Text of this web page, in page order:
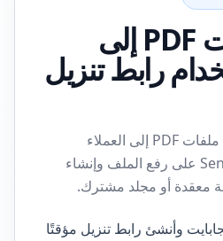
إرسال ملفات PDF إلى
رابط تنزيل
عندما تحتاج إلى إرسال ملفات PDF إلى العملاء
بسرعة، يساعدك SendUp على رفع الملف وإنشاء
معقدة أو مجلد مشترك.
ملفًا حتى 1 جيجابايت وأنشئ رابط تنزيل مؤقتًا